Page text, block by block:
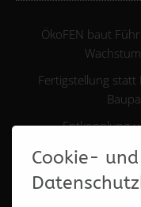
ÖkoFEN baut
Fertigstellung statt
Entkopplung
ATEC
Cookie- und